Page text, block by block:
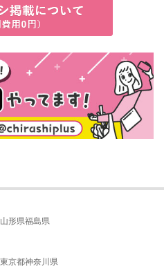
山形県福島県
東京都神奈川県